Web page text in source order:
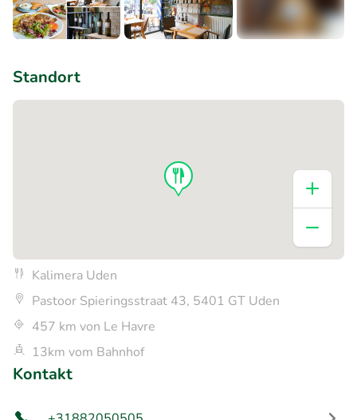
Standort
Kalimera Uden
Pastoor Spieringsstraat 43, 5401 GT Uden
457 km von Le Havre
13km vom Bahnhof
Kontakt